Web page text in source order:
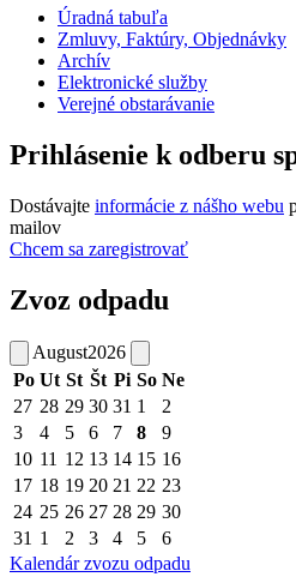
Úradná tabuľa
Zmluvy, Faktúry, Objednávky
Archív
Elektronické služby
Verejné obstarávanie
Prihlásenie k odberu
Dostávajte informácie z nášho webu
mailov
Chcem sa zaregistrovať
Zvoz odpadu
August2026
Po Ut St Št Pi So Ne
27 28 29 30 31 1
2
3
4 5 6 7 8
9
10 11 12 13 14 15 16
17 18 19 20 21 22 23
24 25 26 27 28 29 30
31 1 2 3 4 5
6
Kalendár zvozu odpadu